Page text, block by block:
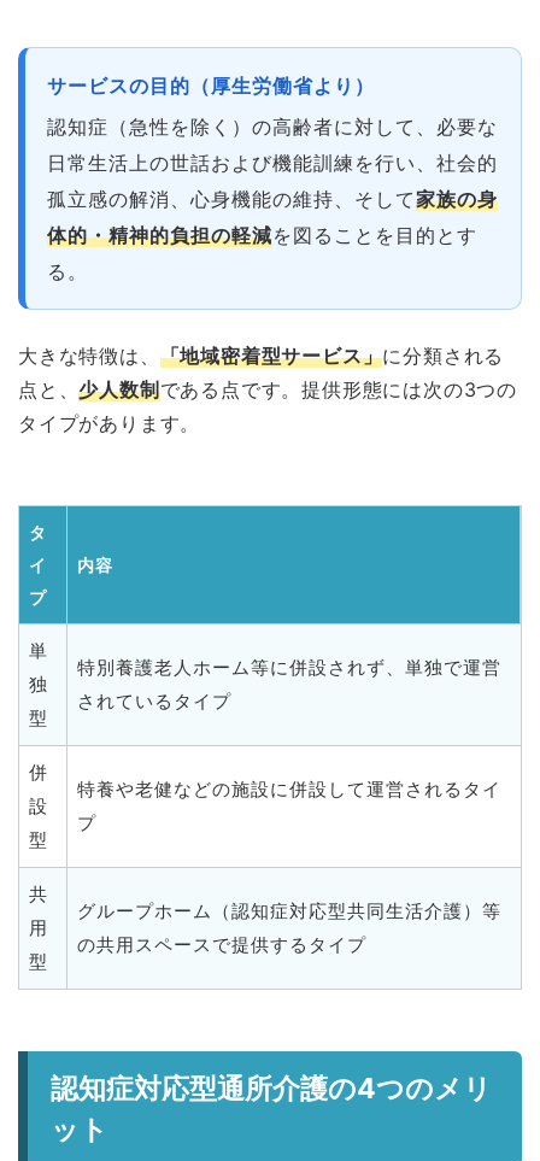
サービスの目的（厚生労働省より）
認知症（急性を除く）の高齢者に対して、必要な
日常生活上の世話および機能訓練を行い、社会的
孤立感の解消、心身機能の維持、そして家族の身
体的・精神的負担の軽減を図ることを目的とす
る。
大きな特徴は、 「地域密着型サービス」に分類される
点と、少人数制である点です。提供形態には次の3つの
タイプがあります。
タ
イ
プ
内容
単
独
型
特別養護老人ホーム等に併設されず、単独で運営
されているタイプ
併
設
型
特養や老健などの施設に併設して運営されるタイ
プ
共
用
型
グループホーム（認知症対応型共同生活介護）等
の共用スペースで提供するタイプ
認知症対応型通所介護の4つのメリ
ット